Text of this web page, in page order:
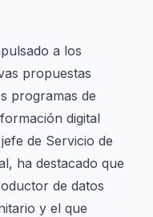
a los
propuestas
programas de
digital
de Servicio de
ha destacado que
de datos
y el que